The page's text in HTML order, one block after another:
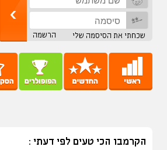
שכחתי את הסיסמה שלי הרשמה
הקרמבו הכי טעים לפי דעתי :